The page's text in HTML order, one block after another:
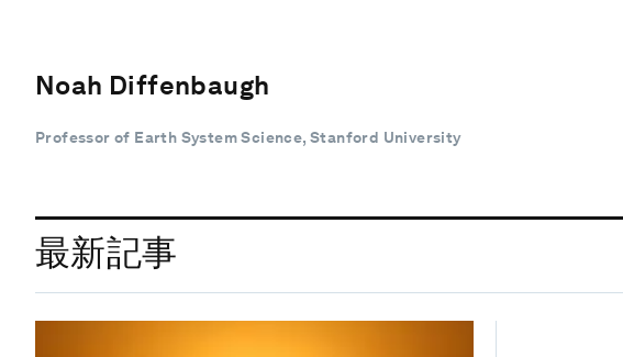
Noah Diffenbaugh
Professor of Earth System Science, Stanford University
最新記事